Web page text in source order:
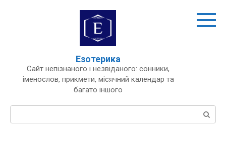
Езотерика
Сайт непізнаного і незвіданого: сонники,
іменослов, прикмети, місячний календар та
багато іншого
Пошук: